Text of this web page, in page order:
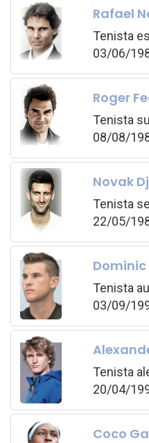
Rafael
Tenista
03/06/
Roger
Tenista
08/08/
Novak
Tenista
22/05/
Dominic
Tenista
03/09/
Tenista
20/04/
Coco